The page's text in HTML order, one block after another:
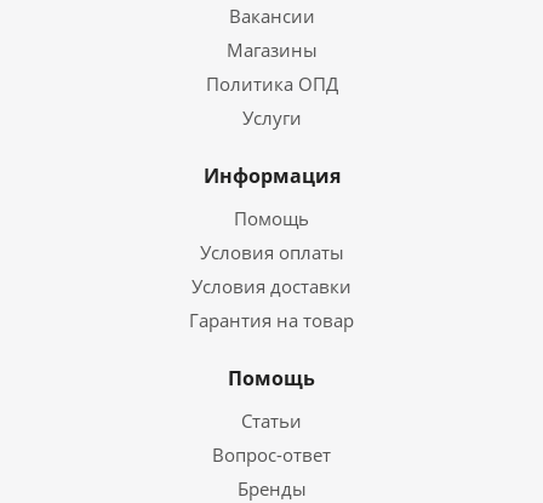
Вакансии
Магазины
Политика ОПД
Услуги
Информация
Помощь
Условия оплаты
Условия доставки
Гарантия на товар
Помощь
Статьи
Вопрос-ответ
Бренды